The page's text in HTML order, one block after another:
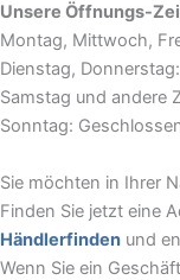
Unsere Öffnungs-
Montag, Mittwoch,
Dienstag,
Samstag und andere
Sonntag:
Sie möchten in Ihrer
Finden Sie jetzt eine
Händlerfinden und
Wenn Sie ein